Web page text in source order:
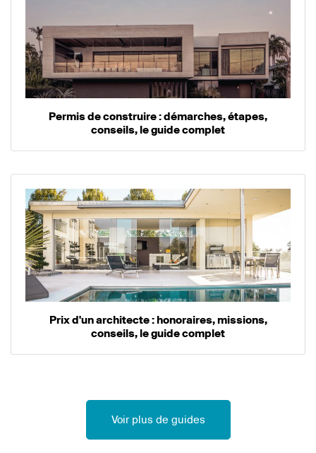
Permis de construire : démarches, étapes,
conseils, le guide complet
Prix d'un architecte : honoraires, missions,
conseils, le guide complet
Voir plus de guides